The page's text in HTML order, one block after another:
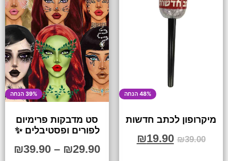
48% הנחה
מיקרופון לכתב חדשות
₪39.00
₪19.90
39% הנחה
סט מדבקות פרימיום
לפורים ופסטיבלים ✨
₪29.90
–
₪39.90